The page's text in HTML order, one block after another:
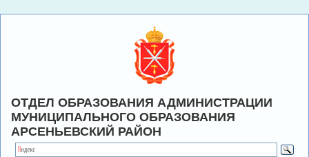
ОТДЕЛ ОБРАЗОВАНИЯ АДМИНИСТРАЦИИ
МУНИЦИПАЛЬНОГО ОБРАЗОВАНИЯ
АРСЕНЬЕВСКИЙ РАЙОН